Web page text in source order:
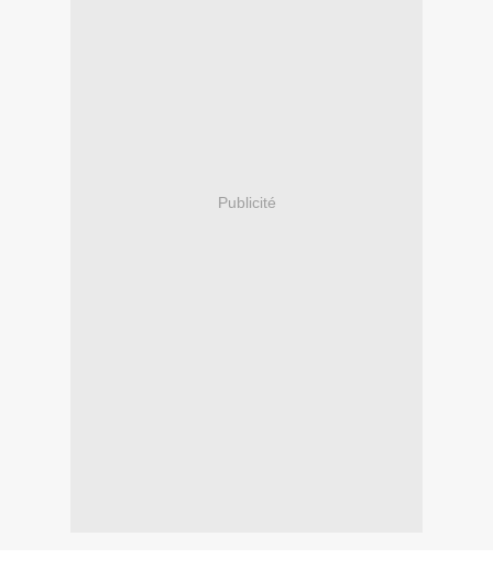
Publicité